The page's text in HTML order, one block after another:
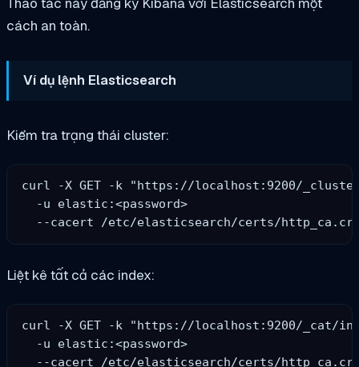
cách an toàn.
Ví dụ lệnh Elasticsearch
Kiểm tra trạng thái cluster:
curl -X GET -k "https://localhost:9200/
  -u elastic:<password>
Liệt kê tất cả các index:
curl -X GET -k "https://localhost:9200/_cat/
  -u elastic:<password>